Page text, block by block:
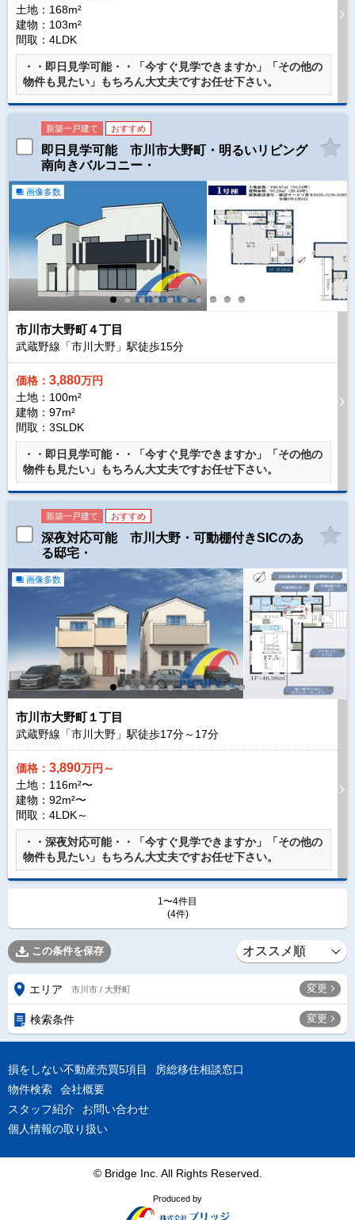
土地：168m²
建物：103m²
間取：4LDK
・・即日見学可能・・「今すぐ見学できますか」「その他の
物件も見たい」もちろん大丈夫ですお任せ下さい。
新築一戸建て おすすめ
即日見学可能 市川市大野町・明るいリビング
南向きバルコニー・
画像多数
市川市大野町４丁目
武蔵野線「市川大野」駅徒歩15分
価格： 3,880万円
土地：100m²
建物：97m²
間取：3SLDK
・・即日見学可能・・「今すぐ見学できますか」「その他の
物件も見たい」もちろん大丈夫ですお任せ下さい。
新築一戸建て おすすめ
深夜対応可能 市川大野・可動棚付きSICのあ
る邸宅・
画像多数
市川市大野町１丁目
武蔵野線「市川大野」駅徒歩17分～ 17分
価格： 3,890万円～
土地：116m²〜
建物：92m²〜
間取：4LDK～
・・深夜対応可能・・「今すぐ見学できますか」「その他の
物件も見たい」もちろん大丈夫ですお任せ下さい。
1〜4件目
(4件)
この条件を保存
エリア 市川市 / 大野町 変更
検索条件 変更
損をしない不動産売買5項目
房総移住相談窓口
物件検索
会社概要
スタッフ紹介
お問い合わせ
個人情報の取り扱い
© Bridge Inc. All Rights Reserved.
Produced by